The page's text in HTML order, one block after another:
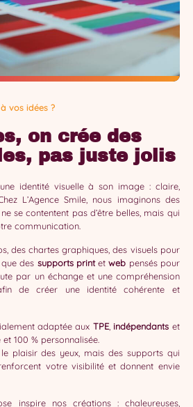
vos idées ?
on crée des
pas juste jolis
identité visuelle à son image : claire,
L’Agence Smile, nous imaginons des
se contentent pas d’être belles, mais qui
communication.
des chartes graphiques, des visuels pour
des supports printetweb pensés pour
par un échange et une compréhension
de créer une identité cohérente et
adaptée aux TPE, indépendants et
100 % personnalisée.
plaisir des yeux, mais des supports qui
votre visibilité et donnent envie
inspire nos créations : chaleureuses,